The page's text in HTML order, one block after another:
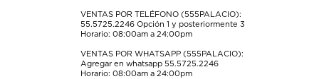
formularioformulario
de
formulario
de
formulario
de
formulario
de
envío.
VENTAS POR TELÉFONO (555PALACIO):
55.5725.2246 Opción 1 y posteriormente 3
Horario: 08:00am a 24:00pm
VENTAS POR WHATSAPP (555PALACIO):
Agregar en whatsapp 55.5725.2246
Horario: 08:00am a 24:00pm